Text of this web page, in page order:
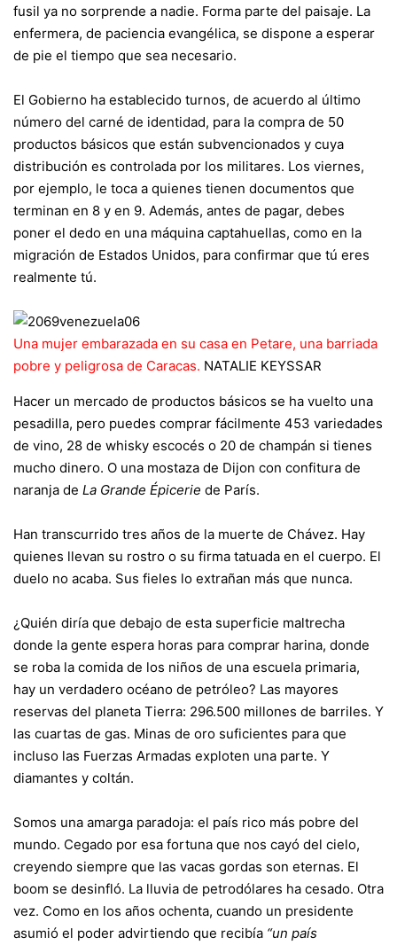
fusil ya no sorprende a nadie. Forma parte del paisaje. La
enfermera, de paciencia evangélica, se dispone a esperar
de pie el tiempo que sea necesario.
El Gobierno ha establecido turnos, de acuerdo al último
número del carné de identidad, para la compra de 50
productos básicos que están subvencionados y cuya
distribución es controlada por los militares. Los viernes,
por ejemplo, le toca a quienes tienen documentos que
terminan en 8 y en 9. Además, antes de pagar, debes
poner el dedo en una máquina captahuellas, como en la
migración de Estados Unidos, para confirmar que tú eres
realmente tú.
Una mujer embarazada en su casa en Petare, una barriada
pobre y peligrosa de Caracas. NATALIE KEYSSAR
Hacer un mercado de productos básicos se ha vuelto una
pesadilla, pero puedes comprar fácilmente 453 variedades
de vino, 28 de whisky escocés o 20 de champán si tienes
mucho dinero. O una mostaza de Dijon con confitura de
naranja de La Grande Épicerie de París.
Han transcurrido tres años de la muerte de Chávez. Hay
quienes llevan su rostro o su firma tatuada en el cuerpo. El
duelo no acaba. Sus fieles lo extrañan más que nunca.
¿Quién diría que debajo de esta superficie maltrecha
donde la gente espera horas para comprar harina, donde
se roba la comida de los niños de una escuela primaria,
hay un verdadero océano de petróleo? Las mayores
reservas del planeta Tierra: 296.500 millones de barriles. Y
las cuartas de gas. Minas de oro suficientes para que
incluso las Fuerzas Armadas exploten una parte. Y
diamantes y coltán.
Somos una amarga paradoja: el país rico más pobre del
mundo. Cegado por esa fortuna que nos cayó del cielo,
creyendo siempre que las vacas gordas son eternas. El
boom se desinfló. La lluvia de petrodólares ha cesado. Otra
vez. Como en los años ochenta, cuando un presidente
asumió el poder advirtiendo que recibía “un país